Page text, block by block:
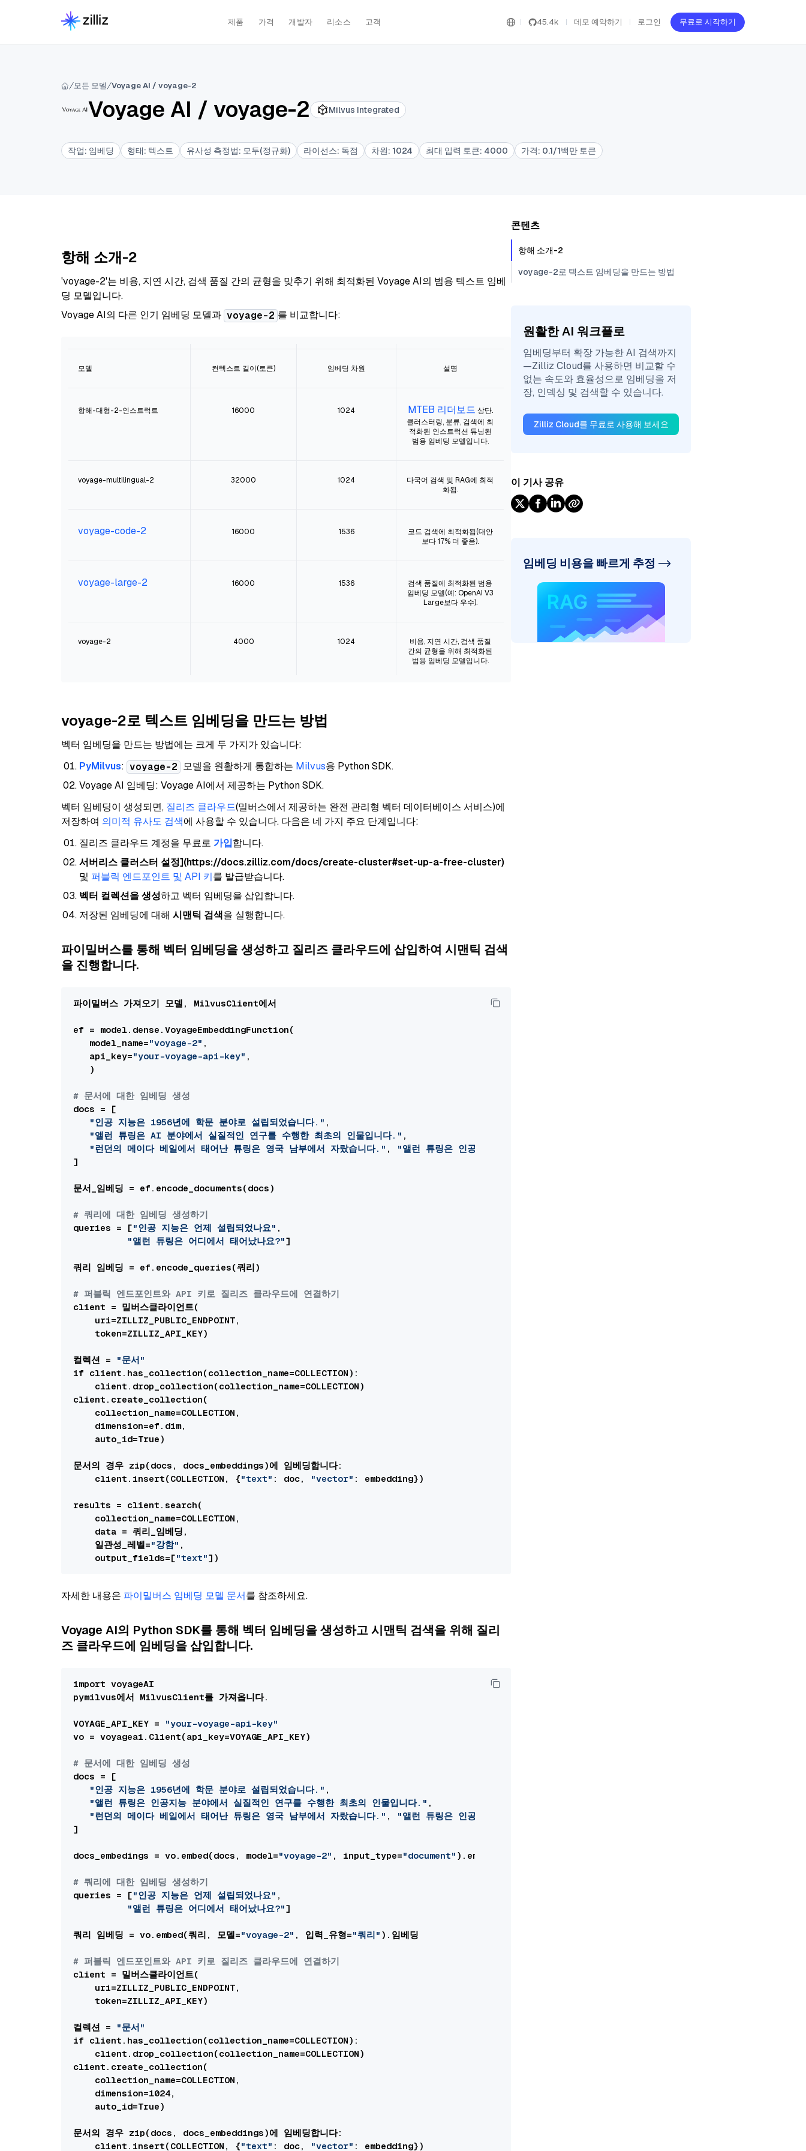
제품 가격 개발자 리소스 고객 45.4k 데모 예약하기 로그인 무료로 시작하기
모든 모델 Voyage AI / voyage-2
Voyage AI / voyage-2 Milvus Integrated
작업: 임베딩 형태: 텍스트 유사성 측정법: 모두(정규화) 라이선스: 독점 차원: 1024 최대 입력 토큰: 4000 가격: 0.1/1백만 토큰
항해 소개-2
'voyage-2'는 비용, 지연 시간, 검색 품질 간의 균형을 맞추기 위해 최적화된 Voyage AI의 범용 텍스트 임베
딩 모델입니다.
Voyage AI의 다른 인기 임베딩 모델과 voyage-2 를 비교합니다:
모델 컨텍스트 길이(토큰) 임베딩 차원 설명
항해-대형-2-인스트럭트 16000 1024 MTEB 리더보드 상단.
클러스터링, 분류, 검색에 최
적화된 인스트럭션 튜닝된
범용 임베딩 모델입니다.
voyage-multilingual-2 32000 1024
다국어 검색 및 RAG에 최적
화됨.
voyage-code-2 16000 1536
코드 검색에 최적화됨(대안
보다 17% 더 좋음).
voyage-large-2 16000 1536
검색 품질에 최적화된 범용
임베딩 모델(예: OpenAI V3
Large보다 우수).
voyage-2 4000 1024
비용, 지연 시간, 검색 품질
간의 균형을 위해 최적화된
범용 임베딩 모델입니다.
voyage-2로 텍스트 임베딩을 만드는 방법
벡터 임베딩을 만드는 방법에는 크게 두 가지가 있습니다:
PyMilvus: voyage-2 모델을 원활하게 통합하는 Milvus용 Python SDK.
Voyage AI 임베딩: Voyage AI에서 제공하는 Python SDK.
벡터 임베딩이 생성되면, 질리즈 클라우드(밀버스에서 제공하는 완전 관리형 벡터 데이터베이스 서비스)에
저장하여 의미적 유사도 검색에 사용할 수 있습니다. 다음은 네 가지 주요 단계입니다:
질리즈 클라우드 계정을 무료로 가입합니다.
서버리스 클러스터 설정](https://docs.zilliz.com/docs/create-cluster#set-up-a-free-cluster)
및 퍼블릭 엔드포인트 및 API 키를 발급받습니다.
벡터 컬렉션을 생성하고 벡터 임베딩을 삽입합니다.
저장된 임베딩에 대해 시맨틱 검색을 실행합니다.
파이밀버스를 통해 벡터 임베딩을 생성하고 질리즈 클라우드에 삽입하여 시맨틱 검색
을 진행합니다.
파이밀버스 가져오기 모델, MilvusClient에서
ef = model.dense.VoyageEmbeddingFunction(
   model_name=
"voyage-2" ,
   api_key=
"your-voyage-api-key" ,
   )
# 문서에 대한 임베딩 생성
docs = [
"인공 지능은 1956년에 학문 분야로 설립되었습니다." ,
"앨런 튜링은 AI 분야에서 실질적인 연구를 수행한 최초의 인물입니다." ,
"런던의 메이다 베일에서 태어난 튜링은 영국 남부에서 자랐습니다." , "앨런 튜링은 인공지능을 연구한 최초의 사람입니다."
]
문서_임베딩 = ef.encode_documents(docs)
# 쿼리에 대한 임베딩 생성하기
queries = ["인공 지능은 언제 설립되었나요" ,
"앨런 튜링은 어디에서 태어났나요?"]
쿼리 임베딩 = ef.encode_queries(쿼리)
# 퍼블릭 엔드포인트와 API 키로 질리즈 클라우드에 연결하기
client = 밀버스클라이언트(
    uri=ZILLIZ_PUBLIC_ENDPOINT,
    token=ZILLIZ_API_KEY)
컬렉션 =
"문서"
if client.has_collection(collection_name=COLLECTION):
    client.drop_collection(collection_name=COLLECTION)
client.create_collection(
    collection_name=COLLECTION,
    dimension=ef.dim,
    auto_id=True)
문서의 경우 zip(docs, docs_embeddings)에 임베딩합니다:
    client.insert(COLLECTION, {
"text" : doc, "vector" : embedding})
results = client.search(
    collection_name=COLLECTION,
    data = 쿼리_임베딩,
    일관성_레벨=
"강함" ,
    output_fields=[
"text"
자세한 내용은 파이밀버스 임베딩 모델 문서를 참조하세요.
Voyage AI의 Python SDK를 통해 벡터 임베딩을 생성하고 시맨틱 검색을 위해 질리
즈 클라우드에 임베딩을 삽입합니다.
import voyageAI
pymilvus에서 MilvusClient를 가져옵니다.
VOYAGE_API_KEY =
"your-voyage-api-key"
vo = voyageai.Client(api_key=VOYAGE_API_KEY)
# 문서에 대한 임베딩 생성
docs = [
"인공 지능은 1956년에 학문 분야로 설립되었습니다." ,
"앨런 튜링은 인공지능 분야에서 실질적인 연구를 수행한 최초의 인물입니다." ,
"런던의 메이다 베일에서 태어난 튜링은 영국 남부에서 자랐습니다." , "앨런 튜링은 인공지능을 연구한 최초의 사람입니다."
]
docs_embedings = vo.embed(docs, model="voyage-2" , input_type="document" ).embedings
# 쿼리에 대한 임베딩 생성하기
queries = ["인공 지능은 언제 설립되었나요" ,
"앨런 튜링은 어디에서 태어났나요?"]
쿼리 임베딩 = vo.embed(쿼리, 모델="voyage-2" , 입력_유형="쿼리" ).임베딩
# 퍼블릭 엔드포인트와 API 키로 질리즈 클라우드에 연결하기
client = 밀버스클라이언트(
    uri=ZILLIZ_PUBLIC_ENDPOINT,
    token=ZILLIZ_API_KEY)
컬렉션 =
"문서"
if client.has_collection(collection_name=COLLECTION):
    client.drop_collection(collection_name=COLLECTION)
client.create_collection(
    collection_name=COLLECTION,
    dimension=1024,
    auto_id=True)
문서의 경우 zip(docs, docs_embeddings)에 임베딩합니다:
    client.insert(COLLECTION, {
"text" : doc, "vector" : embedding})
콘텐츠
항해 소개-2
voyage-2로 텍스트 임베딩을 만드는 방법
원활한 AI 워크플로
임베딩부터 확장 가능한 AI 검색까지
—Zilliz Cloud를 사용하면 비교할 수
없는 속도와 효율성으로 임베딩을 저
장, 인덱싱 및 검색할 수 있습니다.
Zilliz Cloud를 무료로 사용해 보세요
이 기사 공유
임베딩 비용을 빠르게 추정